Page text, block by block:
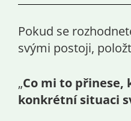
Pokud se
svými postoji,
„Co mi to přinese,
konkrétní situaci